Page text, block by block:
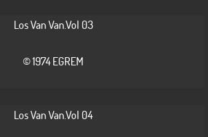
Los Van Van.Vol 03
© 1974 EGREM
Los Van Van.Vol 04